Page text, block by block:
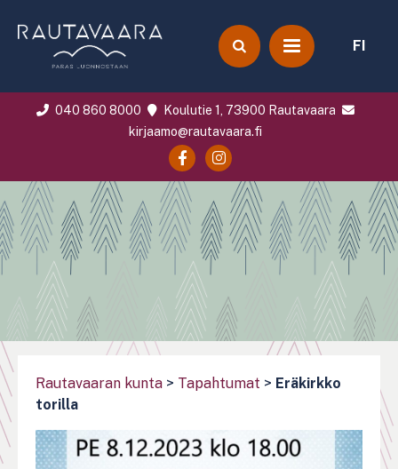
FI
040 860 8000
Koulutie 1, 73900 Rautavaara
kirjaamo@rautavaara.fi
Rautavaaran kunta > Tapahtumat > Eräkirkko
torilla